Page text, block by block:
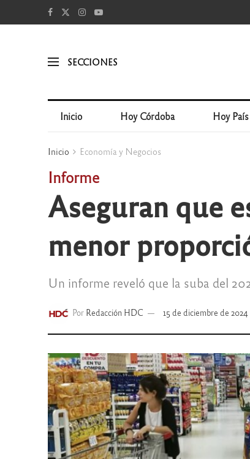
SECCIONES
Inicio Hoy Córdoba Hoy País
Inicio Economía y Negocios
Informe
Aseguran que
menor
Un informe reveló que la suba del
Por Redacción HDC 15 de diciembre de 2024